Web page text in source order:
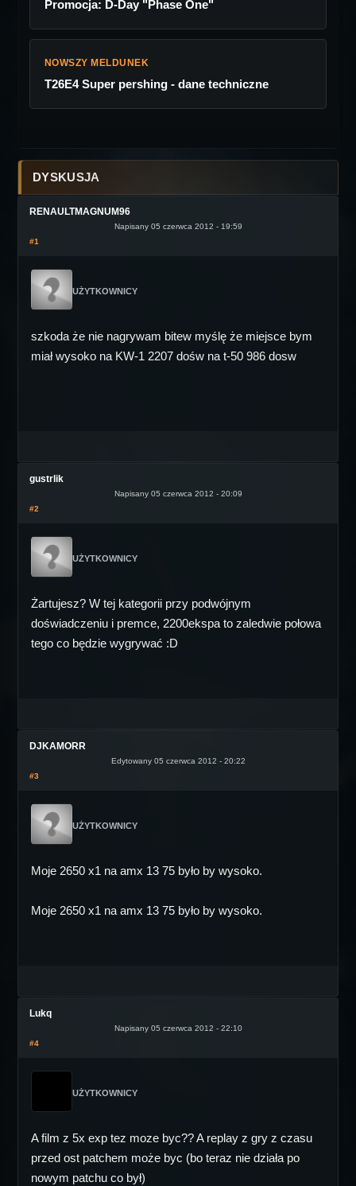
Promocja: D-Day "Phase One"
NOWSZY MELDUNEK
T26E4 Super pershing - dane techniczne
DYSKUSJA
RENAULTMAGNUM96
Napisany 05 czerwca 2012 - 19:59
#1
UŻYTKOWNICY
szkoda że nie nagrywam bitew myślę że miejsce bym
miał wysoko na KW-1 2207 dośw na t-50 986 dosw
gustrlik
Napisany 05 czerwca 2012 - 20:09
#2
UŻYTKOWNICY
Żartujesz? W tej kategorii przy podwójnym
doświadczeniu i premce, 2200ekspa to zaledwie połowa
tego co będzie wygrywać :D
DJKAMORR
Edytowany 05 czerwca 2012 - 20:22
#3
UŻYTKOWNICY
Moje 2650 x1 na amx 13 75 było by wysoko.
Moje 2650 x1 na amx 13 75 było by wysoko.
Lukq
Napisany 05 czerwca 2012 - 22:10
#4
UŻYTKOWNICY
A film z 5x exp tez moze byc?? A replay z gry z czasu
przed ost patchem może byc (bo teraz nie działa po
nowym patchu co był)